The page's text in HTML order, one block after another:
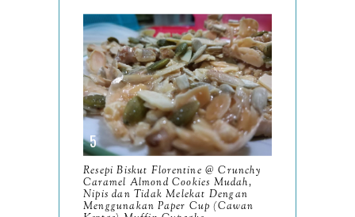
March11
February9
January6
202393
December11
November8
October11
Resepi Biskut Florentine @ Crunchy
Caramel Almond Cookies Mudah,
Nipis dan Tidak Melekat Dengan
Menggunakan Paper Cup (Cawan